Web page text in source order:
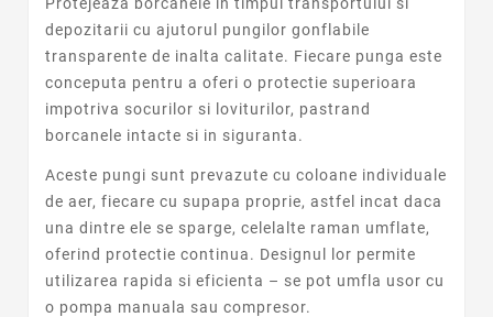
Protejeaza borcanele in timpul transportului si
depozitarii cu ajutorul pungilor gonflabile
transparente de inalta calitate. Fiecare punga este
conceputa pentru a oferi o protectie superioara
impotriva socurilor si loviturilor, pastrand
borcanele intacte si in siguranta.
Aceste pungi sunt prevazute cu coloane individuale
de aer, fiecare cu supapa proprie, astfel incat daca
una dintre ele se sparge, celelalte raman umflate,
oferind protectie continua. Designul lor permite
utilizarea rapida si eficienta – se pot umfla usor cu
o pompa manuala sau compresor.